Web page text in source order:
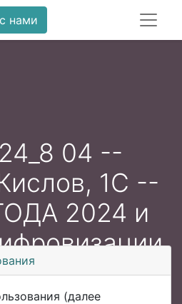
нами
04 --
1С --
2024 и
2025
(далее